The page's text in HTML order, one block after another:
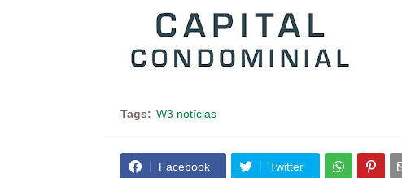
Tags: W3 notícias
Facebook Twitter